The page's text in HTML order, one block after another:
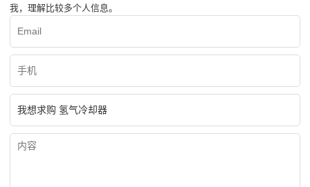
我，理解比较多个人信息。